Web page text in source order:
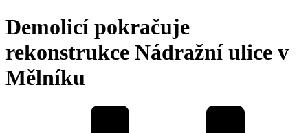
Demolicí pokračuje
rekonstrukce Nádražní ulice v
Mělníku